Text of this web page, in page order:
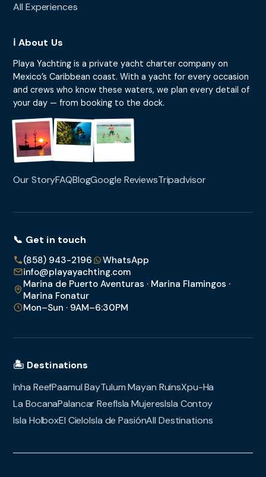
All Experiences
ℹ️ About Us
Playa Yachting is a private yacht charter company on
Mexico’s Caribbean coast. With a yacht for every occasion
and crews who know these waters, we plan every detail of
your day — from booking to the dock.
Our StoryFAQBlogGoogle ReviewsTripadvisor
📞 Get in touch
(858) 943-2196
WhatsApp
info@playayachting.com
Marina de Puerto Aventuras · Marina Flamingos ·
Marina Fonatur
Mon–Sun · 9AM–6:30PM
🏝️ Destinations
Inha ReefPaamul BayTulum Mayan RuinsXpu-Ha
La BocanaPalancar ReefIsla MujeresIsla Contoy
Isla HolboxEl CieloIsla de PasiónAll Destinations